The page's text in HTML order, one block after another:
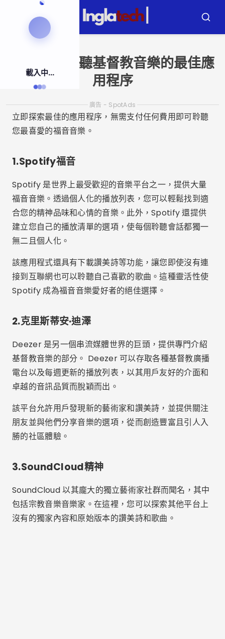
載入中...
布
發現免費聆聽基督教音樂的最佳應
用程序
廣告 - SpotAds
立即探索最佳的應用程序，無需支付任何費用即可聆聽
您最喜愛的福音音樂。
1.Spotify福音
Spotify 是世界上最受歡迎的音樂平台之一，提供大量
福音音樂。透過個人化的播放列表，您可以輕鬆找到適
合您的精神品味和心情的音樂。此外，Spotify 還提供
建立您自己的播放清單的選項，使每個聆聽會話都獨一
無二且個人化。
該應用程式還具有下載讚美詩等功能，讓您即使沒有連
接到互聯網也可以聆聽自己喜歡的歌曲。這種靈活性使
Spotify 成為福音音樂愛好者的絕佳選擇。
2.克里斯蒂安·迪澤
Deezer 是另一個串流媒體世界的巨頭，提供專門介紹
基督教音樂的部分。 Deezer 可以存取各種基督教廣播
電台以及每週更新的播放列表，以其用戶友好的介面和
卓越的音訊品質而脫穎而出。
該平台允許用戶發現新的藝術家和讚美詩，並提供關注
朋友並與他們分享音樂的選項，從而創造豐富且引人入
勝的社區體驗。
3.SoundCloud精神
SoundCloud 以其龐大的獨立藝術家社群而聞名，其中
包括宗教音樂音樂家。在這裡，您可以探索其他平台上
沒有的獨家內容和原始版本的讚美詩和歌曲。